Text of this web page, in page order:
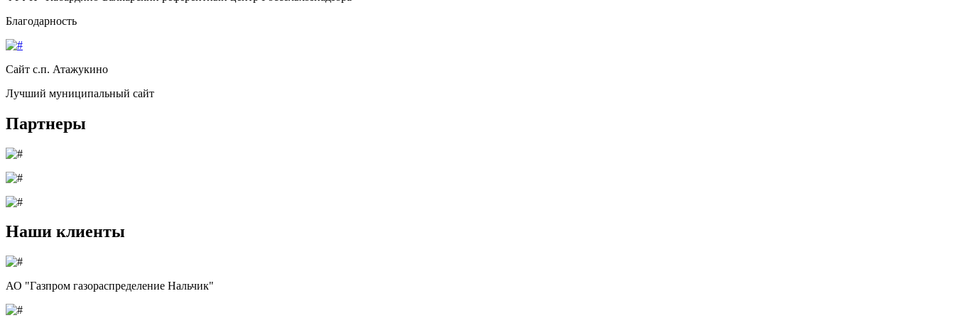
Благодарность
Сайт с.п. Атажукино
Лучший муниципальный сайт
Партнеры
Наши клиенты
АО "Газпром газораспределение Нальчик"